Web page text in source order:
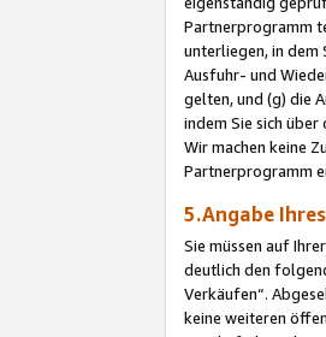
Partnerprogramm
unterliegen, in dem
Ausfuhr- und
gelten, und (g) die
indem Sie sich
Wir machen keine
Partnerprogramm
5.Angabe
Sie müssen auf
deutlich den
Verkäufen“.
keine weiteren